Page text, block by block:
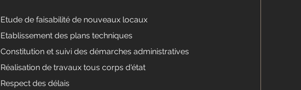
Etude de faisabilité de nouveaux locaux
Etablissement des plans techniques
Constitution et suivi des démarches administratives
Réalisation de travaux tous corps d'état
Respect des délais